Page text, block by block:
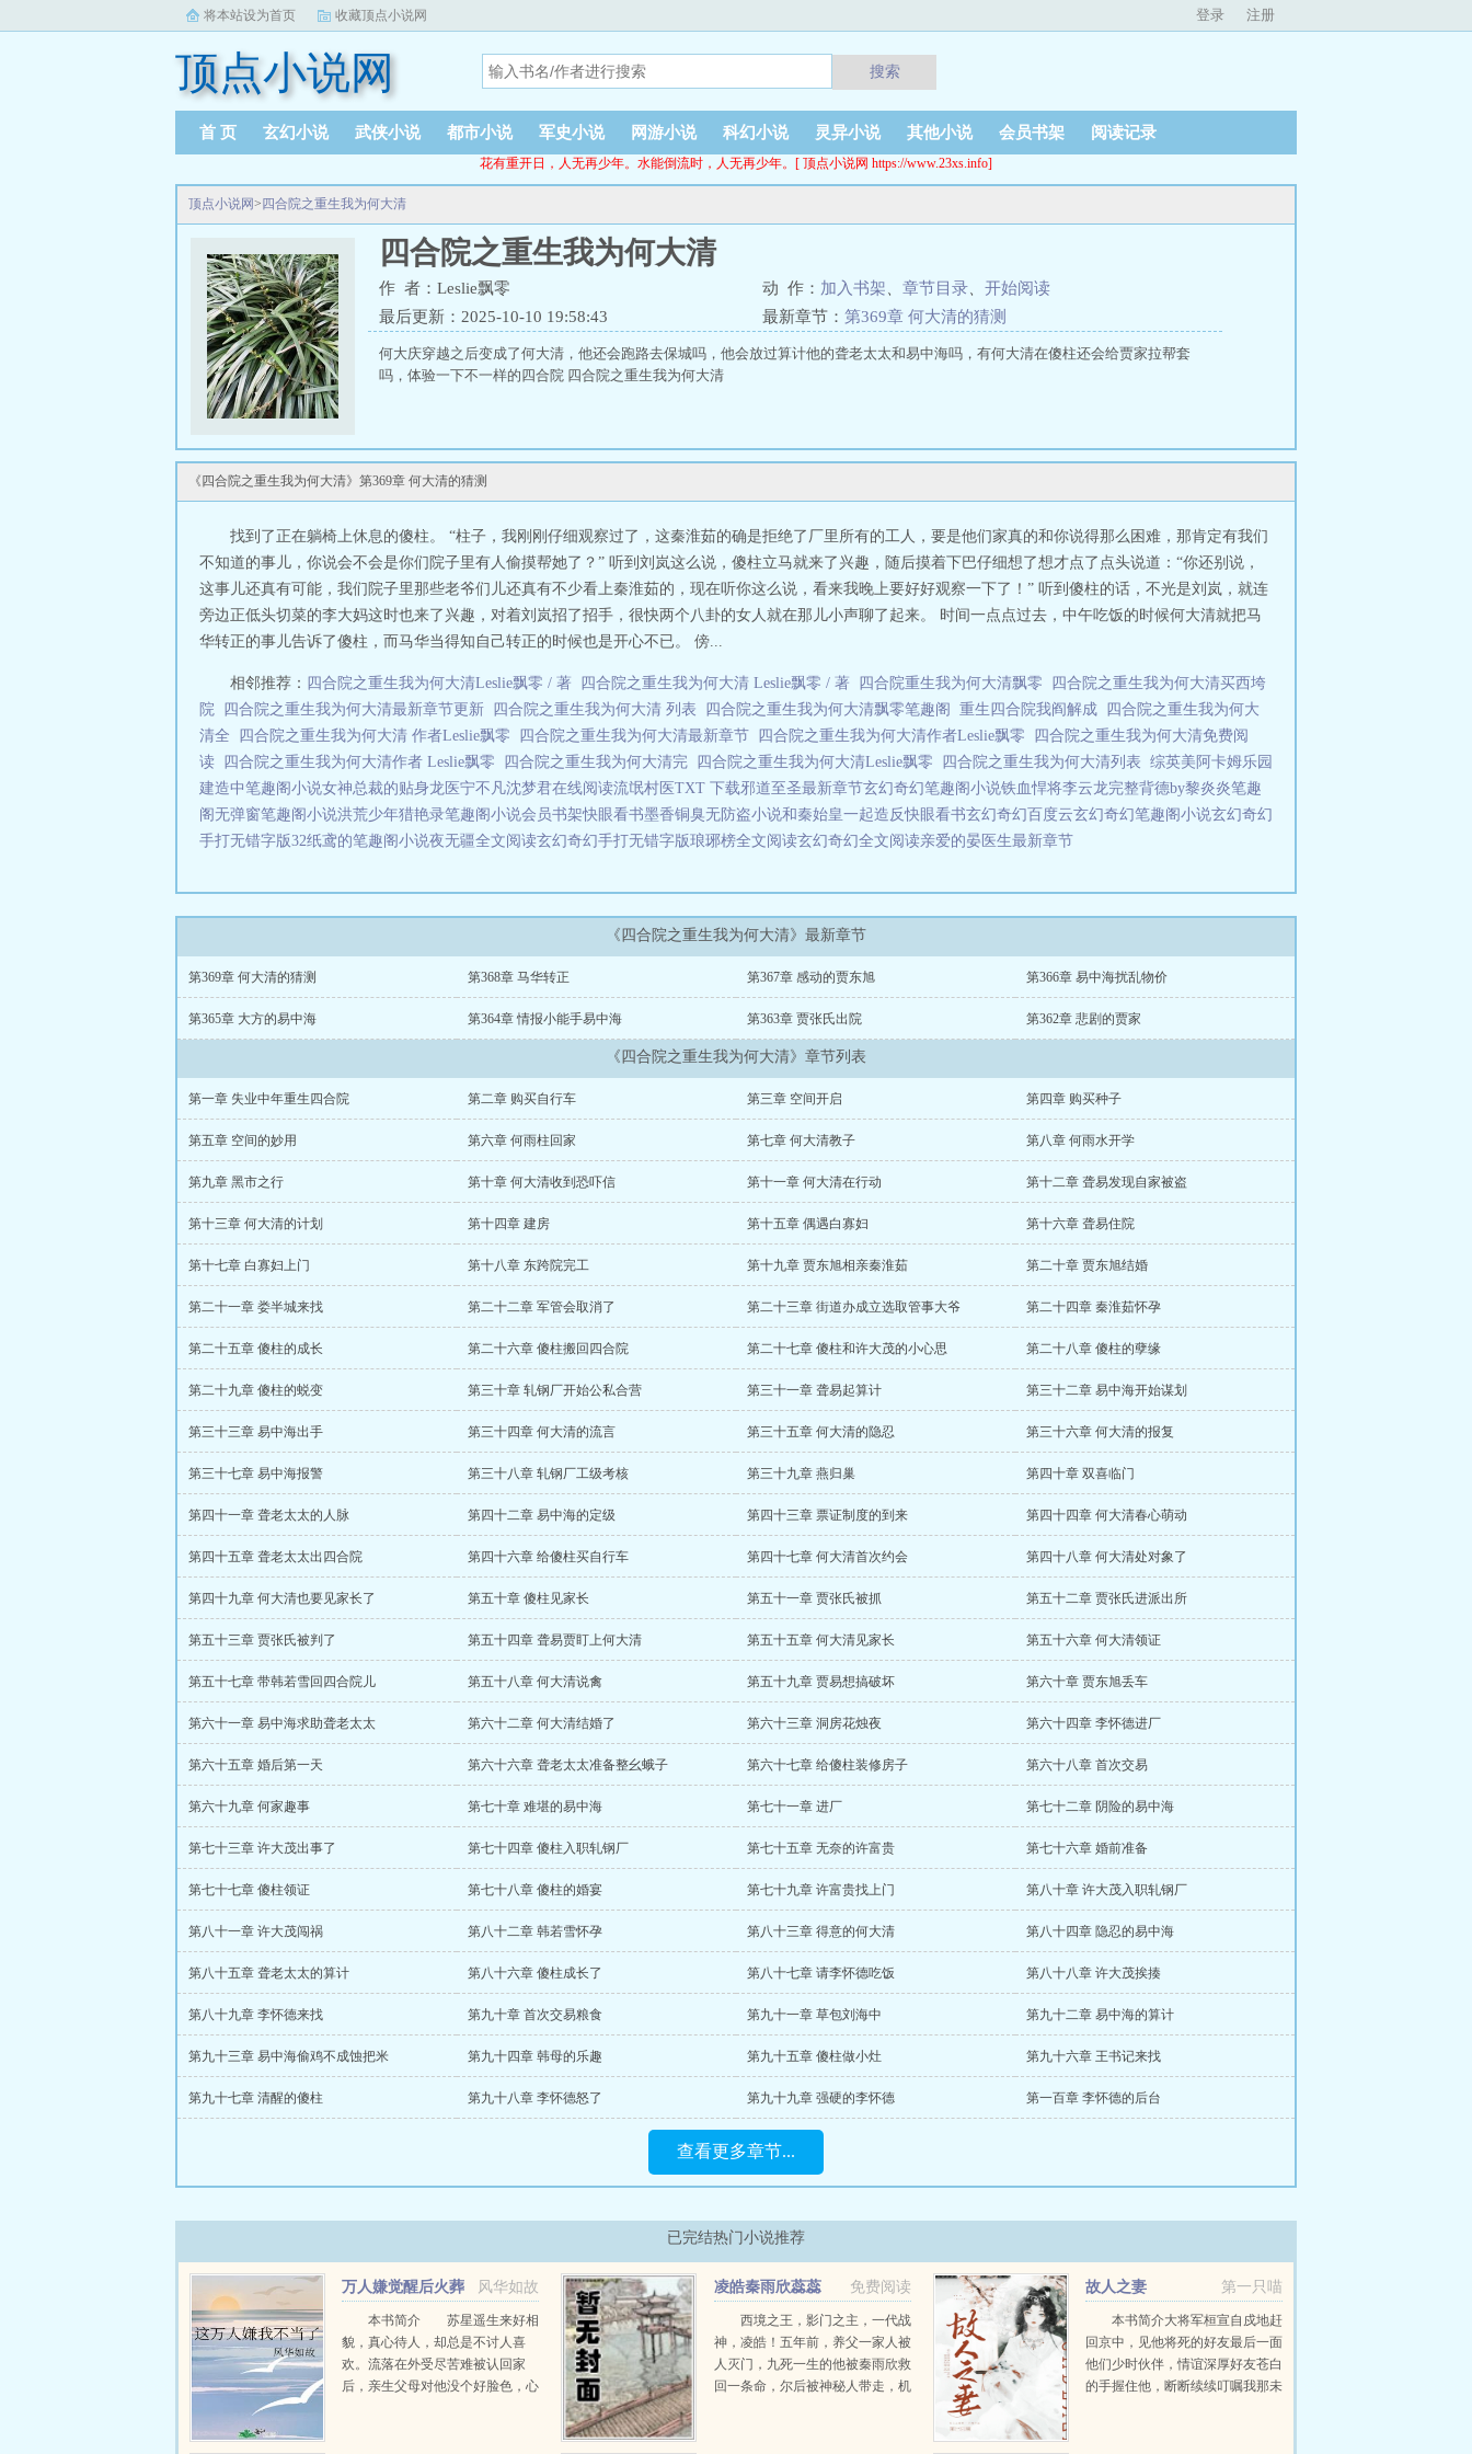
将本站设为首页 收藏顶点小说网 登录 注册
顶点小说网 搜索
首 页 玄幻小说 武侠小说 都市小说 军史小说 网游小说 科幻小说 灵异小说 其他小说 会员书架 阅读记录
花有重开日，人无再少年。水能倒流时，人无再少年。[ 顶点小说网 https://www.23xs.info]
顶点小说网> 四合院之重生我为何大清
四合院之重生我为何大清
作 者：Leslie飘零 动 作： 加入书架 章节目录
开始阅读
最后更新：2025-10-10 19:58:43
最新章节： 第369章 何大清的猜测
何大庆穿越之后变成了何大清，他还会跑路去保城吗，他会放过算计他的聋老太太和易中海吗，有何大清在傻柱还会给贾家拉帮套
吗，体验一下不一样的四合院 四合院之重生我为何大清
《四合院之重生我为何大清》第369章 何大清的猜测
找到了正在躺椅上休息的傻柱。 “柱子，我刚刚仔细观察过了，这秦淮茹的确是拒绝了厂里所有的工人，要是他们家真的和你说得那么困难，那肯定有我们
不知道的事儿，你说会不会是你们院子里有人偷摸帮她了？” 听到刘岚这么说，傻柱立马就来了兴趣，随后摸着下巴仔细想了想才点了点头说道：“你还别说，
这事儿还真有可能，我们院子里那些老爷们儿还真有不少看上秦淮茹的，现在听你这么说，看来我晚上要好好观察一下了！” 听到傻柱的话，不光是刘岚，就连
旁边正低头切菜的李大妈这时也来了兴趣，对着刘岚招了招手，很快两个八卦的女人就在那儿小声聊了起来。 时间一点点过去，中午吃饭的时候何大清就把马
华转正的事儿告诉了傻柱，而马华当得知自己转正的时候也是开心不已。 傍...
相邻推荐： 四合院之重生我为何大清Leslie飘零 / 著 四合院之重生我为何大清 Leslie飘零 / 著 四合院重生我为何大清飘零
四合院之重生我为何大清买西垮
院
四合院之重生我为何大清最新章节更新 四合院之重生我为何大清 列表 四合院之重生我为何大清飘零笔趣阁 重生四合院我阎解成
四合院之重生我为何大
清全
四合院之重生我为何大清 作者Leslie飘零 四合院之重生我为何大清最新章节 四合院之重生我为何大清作者Leslie飘零
四合院之重生我为何大清免费阅
读
四合院之重生我为何大清作者 Leslie飘零 四合院之重生我为何大清完 四合院之重生我为何大清Leslie飘零 四合院之重生我为何大清列表 综英美阿卡姆乐园
建造中笔趣阁小说女神总裁的贴身龙医宁不凡沈梦君在线阅读流氓村医TXT 下载邪道至圣最新章节玄幻奇幻笔趣阁小说铁血悍将李云龙完整背德by黎炎炎笔趣
阁无弹窗笔趣阁小说洪荒少年猎艳录笔趣阁小说会员书架快眼看书墨香铜臭无防盗小说和秦始皇一起造反快眼看书玄幻奇幻百度云玄幻奇幻笔趣阁小说玄幻奇幻
手打无错字版32纸鸢的笔趣阁小说夜无疆全文阅读玄幻奇幻手打无错字版琅琊榜全文阅读玄幻奇幻全文阅读亲爱的晏医生最新章节
《四合院之重生我为何大清》最新章节
第369章 何大清的猜测 第368章 马华转正 第367章 感动的贾东旭 第366章 易中海扰乱物价
第365章 大方的易中海 第364章 情报小能手易中海 第363章 贾张氏出院 第362章 悲剧的贾家
《四合院之重生我为何大清》章节列表
第一章 失业中年重生四合院 第二章 购买自行车 第三章 空间开启 第四章 购买种子
第五章 空间的妙用 第六章 何雨柱回家 第七章 何大清教子 第八章 何雨水开学
第九章 黑市之行 第十章 何大清收到恐吓信 第十一章 何大清在行动 第十二章 聋易发现自家被盗
第十三章 何大清的计划 第十四章 建房 第十五章 偶遇白寡妇 第十六章 聋易住院
第十七章 白寡妇上门 第十八章 东跨院完工 第十九章 贾东旭相亲秦淮茹 第二十章 贾东旭结婚
第二十一章 娄半城来找 第二十二章 军管会取消了 第二十三章 街道办成立选取管事大爷 第二十四章 秦淮茹怀孕
第二十五章 傻柱的成长 第二十六章 傻柱搬回四合院 第二十七章 傻柱和许大茂的小心思 第二十八章 傻柱的孽缘
第二十九章 傻柱的蜕变 第三十章 轧钢厂开始公私合营 第三十一章 聋易起算计 第三十二章 易中海开始谋划
第三十三章 易中海出手 第三十四章 何大清的流言 第三十五章 何大清的隐忍 第三十六章 何大清的报复
第三十七章 易中海报警 第三十八章 轧钢厂工级考核 第三十九章 燕归巢 第四十章 双喜临门
第四十一章 聋老太太的人脉 第四十二章 易中海的定级 第四十三章 票证制度的到来 第四十四章 何大清春心萌动
第四十五章 聋老太太出四合院 第四十六章 给傻柱买自行车 第四十七章 何大清首次约会 第四十八章 何大清处对象了
第四十九章 何大清也要见家长了 第五十章 傻柱见家长 第五十一章 贾张氏被抓 第五十二章 贾张氏进派出所
第五十三章 贾张氏被判了 第五十四章 聋易贾盯上何大清 第五十五章 何大清见家长 第五十六章 何大清领证
第五十七章 带韩若雪回四合院儿 第五十八章 何大清说禽 第五十九章 贾易想搞破坏 第六十章 贾东旭丢车
第六十一章 易中海求助聋老太太 第六十二章 何大清结婚了 第六十三章 洞房花烛夜 第六十四章 李怀德进厂
第六十五章 婚后第一天 第六十六章 聋老太太准备整幺蛾子 第六十七章 给傻柱装修房子 第六十八章 首次交易
第六十九章 何家趣事 第七十章 难堪的易中海 第七十一章 进厂 第七十二章 阴险的易中海
第七十三章 许大茂出事了 第七十四章 傻柱入职轧钢厂 第七十五章 无奈的许富贵 第七十六章 婚前准备
第七十七章 傻柱领证 第七十八章 傻柱的婚宴 第七十九章 许富贵找上门 第八十章 许大茂入职轧钢厂
第八十一章 许大茂闯祸 第八十二章 韩若雪怀孕 第八十三章 得意的何大清 第八十四章 隐忍的易中海
第八十五章 聋老太太的算计 第八十六章 傻柱成长了 第八十七章 请李怀德吃饭 第八十八章 许大茂挨揍
第八十九章 李怀德来找 第九十章 首次交易粮食 第九十一章 草包刘海中 第九十二章 易中海的算计
第九十三章 易中海偷鸡不成蚀把米 第九十四章 韩母的乐趣 第九十五章 傻柱做小灶 第九十六章 王书记来找
第九十七章 清醒的傻柱 第九十八章 李怀德怒了 第九十九章 强硬的李怀德 第一百章 李怀德的后台
查看更多章节...
已完结热门小说推荐
风华如故
万人嫌觉醒后火葬
全员本书简介 苏星遥生来好相
貌，真心待人，却总是不讨人喜
欢。流落在外受尽苦难被认回家
后，亲生父母对他没个好脸色，心
免费阅读
凌皓秦雨欣蕊蕊
西境之王，影门之主，一代战
神，凌皓！五年前，养父一家人被
人灭门，九死一生的他被秦雨欣救
回一条命，尔后被神秘人带走，机
第一只喵
故人之妻
本书简介大将军桓宣自戍地赶
回京中，见他将死的好友最后一面
他们少时伙伴，情谊深厚好友苍白
的手握住他，断断续续叮嘱我那未